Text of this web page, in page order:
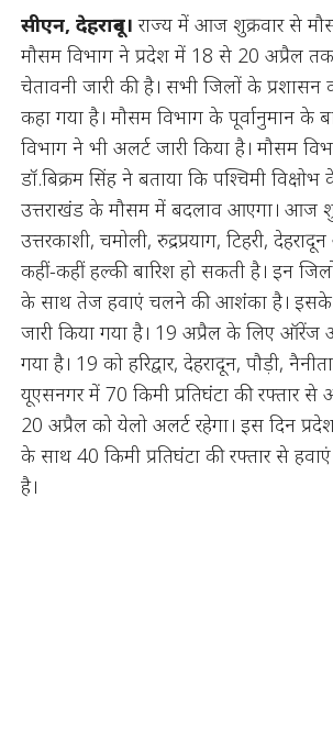
सीएन, देहरादून। राज्य में आज शुक्रवार से
मौसम विभाग ने प्रदेश में 18 से 20 अप्रैल
चेतावनी जारी की है। सभी जिलों के प्रशासन
कहा गया है। मौसम विभाग के पूर्वानुमान के
विभाग ने भी अलर्ट जारी किया है। मौसम
डॉ.बिक्रम सिंह ने बताया कि पश्चिमी
उत्तराखंड के मौसम में बदलाव आएगा। आज
उत्तरकाशी, चमोली, रुद्रप्रयाग, टिहरी,
कहीं-कहीं हल्की बारिश हो सकती है। इन
के साथ तेज हवाएं चलने की आशंका है। इसके
जारी किया गया है। 19 अप्रैल के लिए ऑरेंज
गया है। 19 को हरिद्वार, देहरादून, पौड़ी,
यूएसनगर में 70 किमी प्रतिघंटा की रफ्तार
20 अप्रैल को येलो अलर्ट रहेगा। इस दिन
के साथ 40 किमी प्रतिघंटा की रफ्तार से
है।